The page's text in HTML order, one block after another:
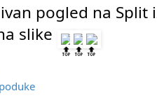
pogled na Split
slike